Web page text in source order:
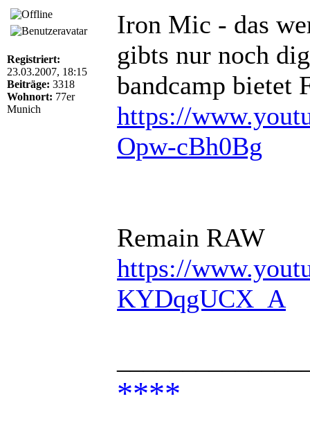
Registriert:
23.03.2007, 18:15
Beiträge: 3318
Wohnort: 77er
Munich
Iron Mic - das
gibts nur noch
bandcamp bietet
https://
Opw-cBh0Bg
Remain RAW
https://
KYDqgUCX_A
****